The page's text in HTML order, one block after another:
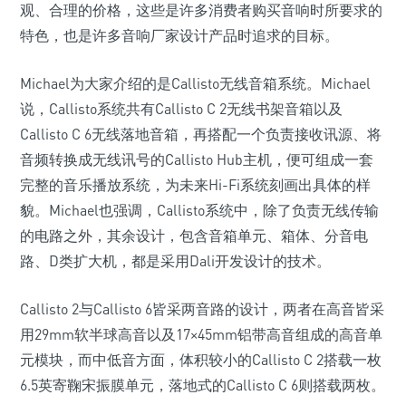
观、合理的价格，这些是许多消费者购买音响时所要求的
特色，也是许多音响厂家设计产品时追求的目标。
Michael为大家介绍的是Callisto无线音箱系统。Michael
说，Callisto系统共有Callisto C 2无线书架音箱以及
Callisto C 6无线落地音箱，再搭配一个负责接收讯源、将
音频转换成无线讯号的Callisto Hub主机，便可组成一套
完整的音乐播放系统，为未来Hi-Fi系统刻画出具体的样
貌。Michael也强调，Callisto系统中，除了负责无线传输
的电路之外，其余设计，包含音箱单元、箱体、分音电
路、D类扩大机，都是采用Dali开发设计的技术。
Callisto 2与Callisto 6皆采两音路的设计，两者在高音皆采
用29mm软半球高音以及17×45mm铝带高音组成的高音单
元模块，而中低音方面，体积较小的Callisto C 2搭载一枚
6.5英寄鞠宋振膜单元，落地式的Callisto C 6则搭载两枚。